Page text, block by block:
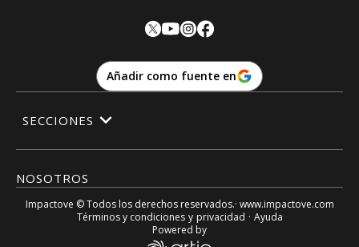
Añadir como fuente en
NOSOTROS
SECCIONES
Impactove © Todos los derechos reservados.· www.impactove.com
Términos y condiciones y privacidad · Ayuda
Powered by